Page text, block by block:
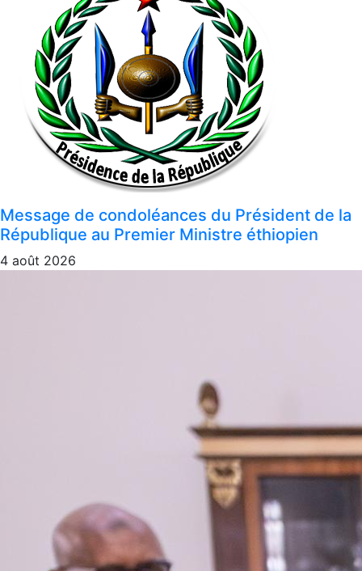
Message de condoléances du Président de la
République au Premier Ministre éthiopien
4 août 2026